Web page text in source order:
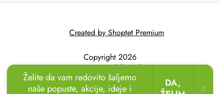
Created by Shoptet Premium
Copyright 2026
AtmoWood.hr. All
rights reserved.
Želite da vam redovito šaljemo
naše popuste, akcije, ideje i
DA,
X